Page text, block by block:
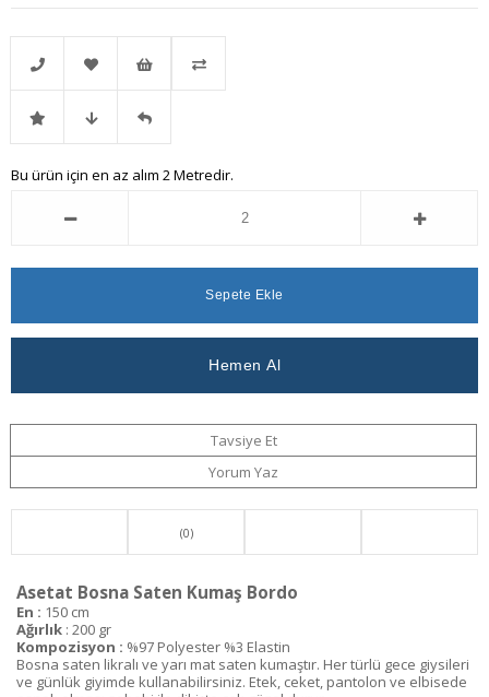
Telefonla
Sipariş
Favorilere
Ekle
İstek
Listeme
İndirimli Fiyat
Ver
Gelince
Bu ürün için en az alım 2 Metredir.
Tavsiye Et
Yorum Yaz
(0)
Asetat Bosna Saten Kumaş Bordo
En : 150 cm
Ağırlık : 200 gr
Kompozisyon : %97 Polyester %3 Elastin
Bosna saten likralı ve yarı mat saten kumaştır. Her türlü gece giysileri
ve günlük giyimde kullanabilirsiniz. Etek, ceket, pantolon ve elbisede